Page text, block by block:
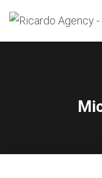
for: